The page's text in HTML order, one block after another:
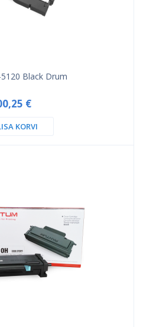
Black Drum
€
KORVI